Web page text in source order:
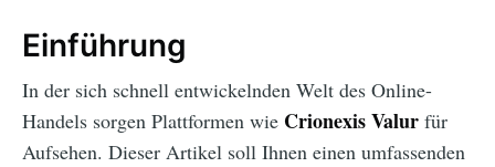
Einführung
In der sich schnell entwickelnden Welt des Online-
Handels sorgen Plattformen wie Crionexis Valur für
Aufsehen. Dieser Artikel soll Ihnen einen umfassenden